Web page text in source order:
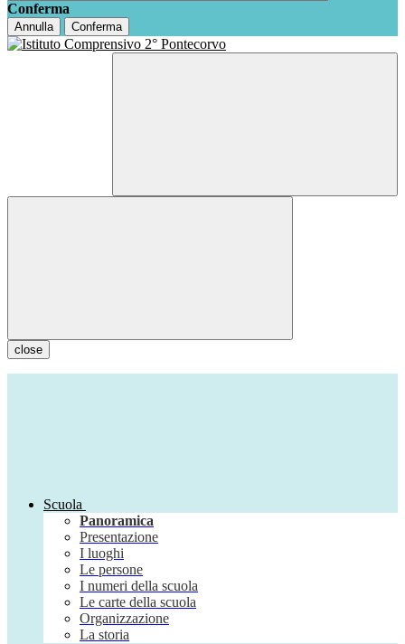
Conferma
Annulla Conferma
close
Scuola
Panoramica
Presentazione
I luoghi
Le persone
I numeri della scuola
Le carte della scuola
Organizzazione
La storia